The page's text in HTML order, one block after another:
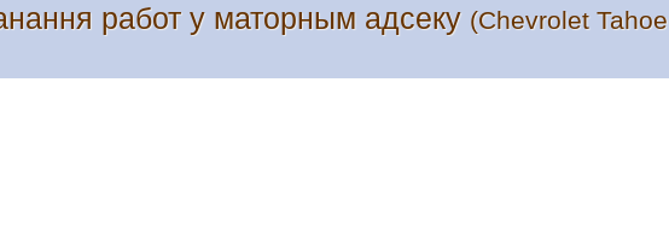
работ у маторным адсеку (Chevrolet Tahoe